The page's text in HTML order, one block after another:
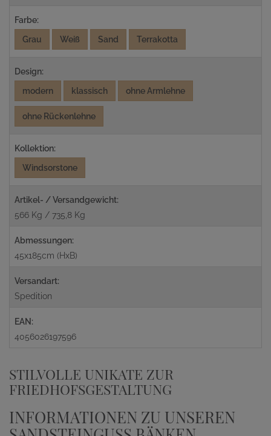
Farbe:
Grau
Weiß Sand Terrakotta
Design:
modern
klassisch ohne Armlehne
ohne Rückenlehne
Kollektion:
Windsorstone
Artikel- / Versandgewicht:
566 Kg / 735,8 Kg
Abmessungen:
45x185cm (HxB)
Versandart:
Spedition
EAN:
4056026197596
STILVOLLE UNIKATE ZUR
FRIEDHOFSGESTALTUNG
INFORMATIONEN ZU UNSEREN